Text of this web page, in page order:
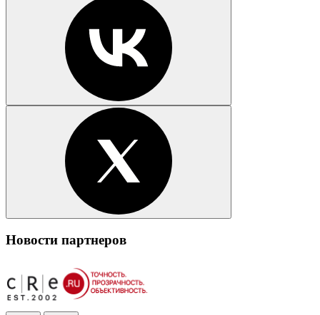
Новости партнеров